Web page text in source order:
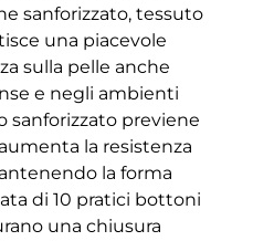
sanforizzato, tessuto
una piacevole
sulla pelle anche
e negli ambienti
sanforizzato previene
la resistenza
la forma
di 10 pratici bottoni
una chiusura